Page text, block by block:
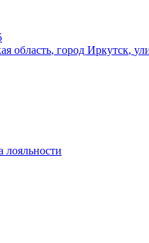
область, город Иркутск,
лояльности